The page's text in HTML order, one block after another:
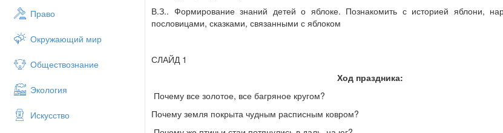
Право
Окружающий мир
Обществознание
Экология
Искусство
В.З.. Формирование знаний детей о яблоке. Познакомить с историей яблони,
пословицами, сказками, связанными с яблоком
СЛАЙД 1
Ход праздника:
Почему все золотое, все багряное кругом?
Почему земля покрыта чудным расписным ковром?